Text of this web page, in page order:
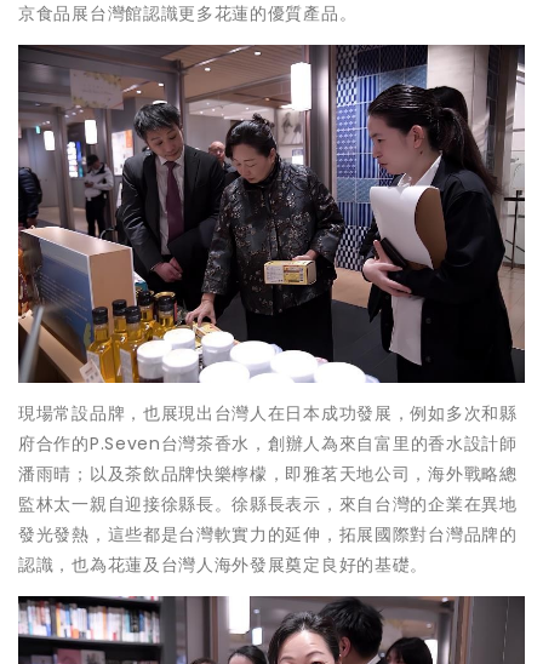
京食品展台灣館認識更多花蓮的優質產品。
現場常設品牌，也展現出台灣人在日本成功發展，例如多次和縣
府合作的P.Seven台灣茶香水，創辦人為來自富里的香水設計師
潘雨晴；以及茶飲品牌快樂檸檬，即雅茗天地公司，海外戰略總
監林太一親自迎接徐縣長。徐縣長表示，來自台灣的企業在異地
發光發熱，這些都是台灣軟實力的延伸，拓展國際對台灣品牌的
認識，也為花蓮及台灣人海外發展奠定良好的基礎。